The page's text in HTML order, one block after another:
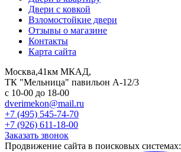
Двери с ковкой
Взломостойкие двери
Отзывы о магазине
Контакты
Карта сайта
Москва,41км МКАД,
ТК "Мельница" павильон А-12/3
с 10-00 до 18-00
dverimekon@mail.ru
+7 (495) 545-74-70
+7 (926) 611-18-00
Заказать звонок
Продвижение сайта в поисковых системах: